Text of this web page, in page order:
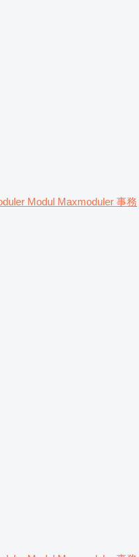
Modul Maxmoduler 事務